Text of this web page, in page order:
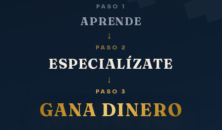
PASO 1
APRENDE
→
PASO 2
ESPECIALÍZATE
→
PASO 3
GANA DINERO